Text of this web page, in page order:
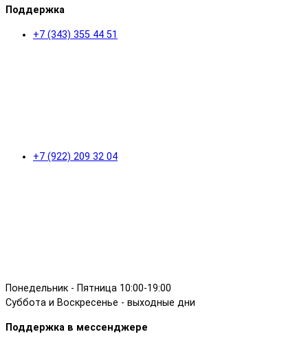
Поддержка
+7 (343) 355 44 51
+7 (922) 209 32 04
Понедельник - Пятница 10:00-19:00
Суббота и Воскресенье - выходные дни
Поддержка в мессенджере